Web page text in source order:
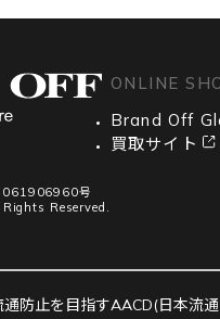
号
Reserved.
ONLINE
Brand Off
買取サイト
防止を目指すAACD(日本流